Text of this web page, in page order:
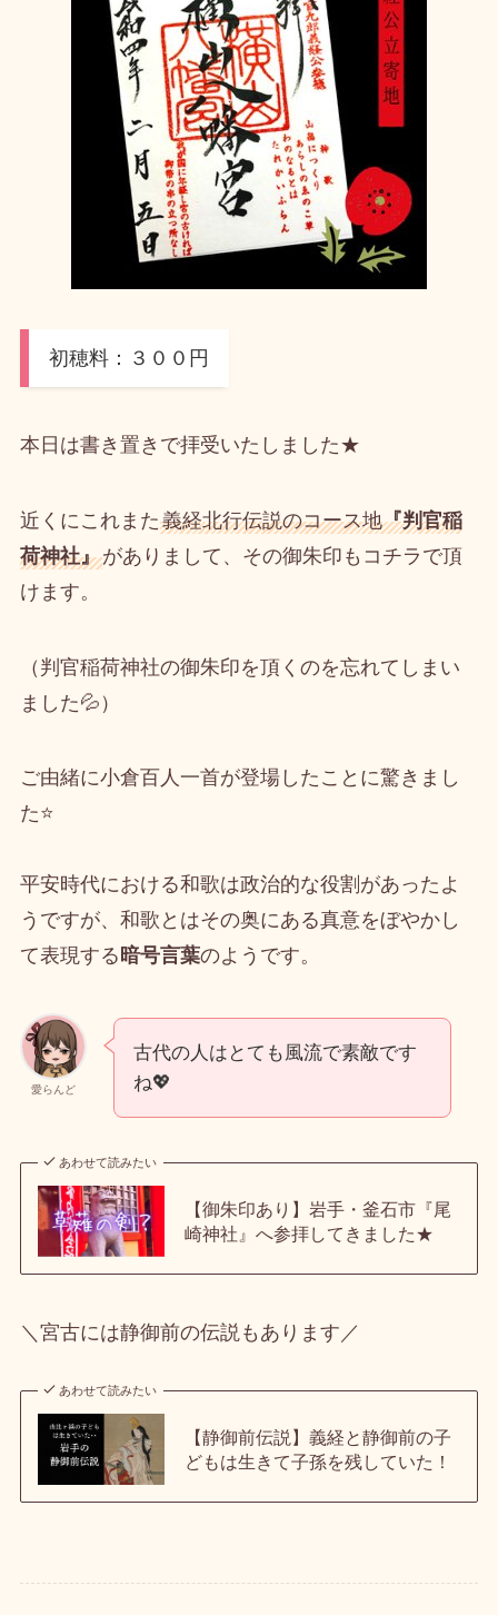
初穂料：３００円
本日は書き置きで拝受いたしました★
近くにこれまた義経北行伝説のコース地『判官稲
荷神社』がありまして、その御朱印もコチラで頂
けます。
（判官稲荷神社の御朱印を頂くのを忘れてしまい
ました💦）
ご由緒に小倉百人一首が登場したことに驚きまし
た⭐
平安時代における和歌は政治的な役割があったよ
うですが、和歌とはその奥にある真意をぼやかし
て表現する暗号言葉のようです。
愛らんど
古代の人はとても風流で素敵です
ね💖
あわせて読みたい
【御朱印あり】岩手・釜石市『尾
崎神社』へ参拝してきました★
＼宮古には静御前の伝説もあります／
あわせて読みたい
【静御前伝説】義経と静御前の子
どもは生きて子孫を残していた！